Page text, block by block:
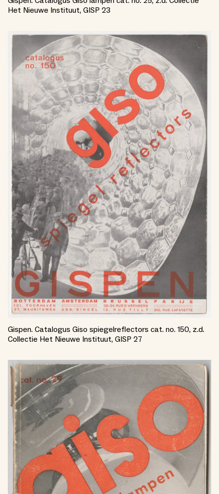
Het Nieuwe Instituut, GISP 23
Gispen. Catalogus Giso spiegelreflectors cat. no. 150, z.d.
Collectie Het Nieuwe Instituut, GISP 27